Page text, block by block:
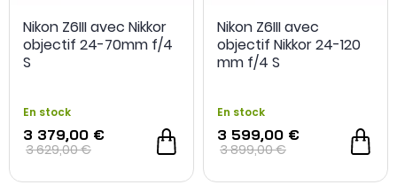
Nikon Z6III avec Nikkor
objectif 24-70mm f/4
S
En stock
3 379,00 €
3 629,00 €
Nikon Z6III avec
objectif Nikkor 24-120
mm f/4 S
En stock
3 599,00 €
3 899,00 €